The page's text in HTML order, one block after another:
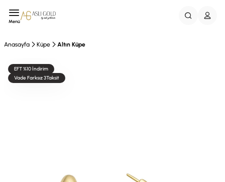
Menü
Anasayfa Küpe Altın Küpe
EFT %10 İndirim
Vade Farksız 3Taksit